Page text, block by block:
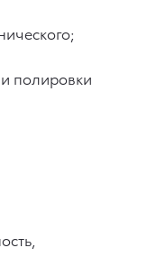
полировки